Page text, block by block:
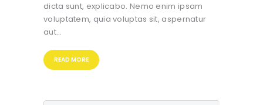
dicta sunt, explicabo. Nemo enim ipsam
voluptatem, quia voluptas sit, aspernatur
aut…
READ MORE